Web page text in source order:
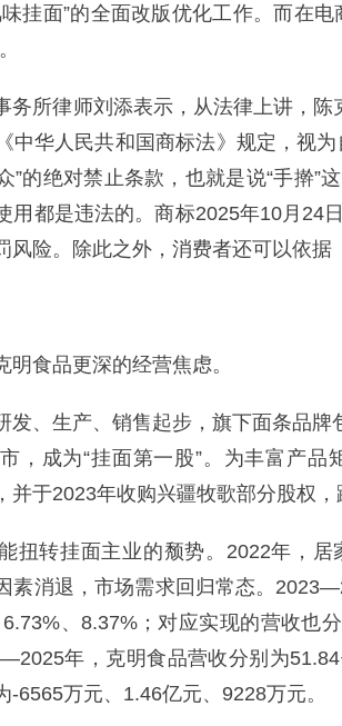
挂面”的全面改版优化工作。而在
务所律师刘添表示，从法律上讲，陈
中华人民共和国商标法》规定，视
”的绝对禁止条款，也就是说“手擀”
用都是违法的。商标2025年10月24
险。除此之外，消费者还可以依据
明食品更深的经营焦虑。
、生产、销售起步，旗下面条品牌
，成为“挂面第一股”。为丰富产
并于2023年收购兴疆牧歌部分股权，
扭转挂面主业的颓势。2022年，
素消退，市场需求回归常态。
、8.37%；对应实现的营收也
年，克明食品营收分别为
-6565万元、1.46亿元、9228万元。